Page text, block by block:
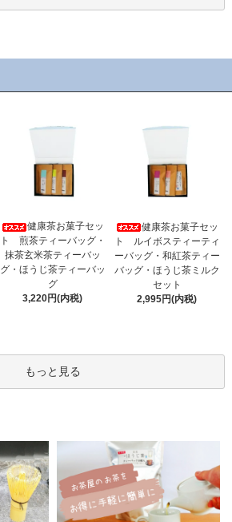
健康茶お菓子セッ
ト 煎茶ティーバッグ・
抹茶玄米茶ティーバッ
グ・ほうじ茶ティーバッ
グ
3,220円(内税)
健康茶お菓子セッ
ト ルイボスティーティ
ーバッグ・和紅茶ティー
バッグ・ほうじ茶ミルク
セット
2,995円(内税)
もっと見る